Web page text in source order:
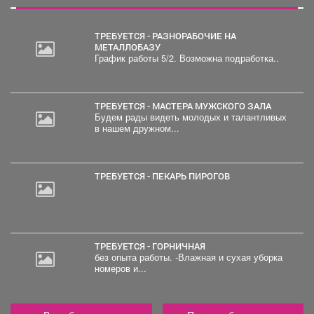
ТРЕБУЕТСЯ - РАЗНОРАБОЧИЕ НА
МЕТАЛЛОБАЗУ
График работы 5/2. Возможна подработка..
ТРЕБУЕТСЯ - МАСТЕРА МУЖСКОГО ЗАЛА
Будем рады видеть молодых и талантливых
в нашем дружном...
ТРЕБУЕТСЯ - ПЕКАРЬ ПИРОГОВ
ТРЕБУЕТСЯ - ГОРНИЧНАЯ
без опыта работы. -Влажная и сухая уборка
номеров и...